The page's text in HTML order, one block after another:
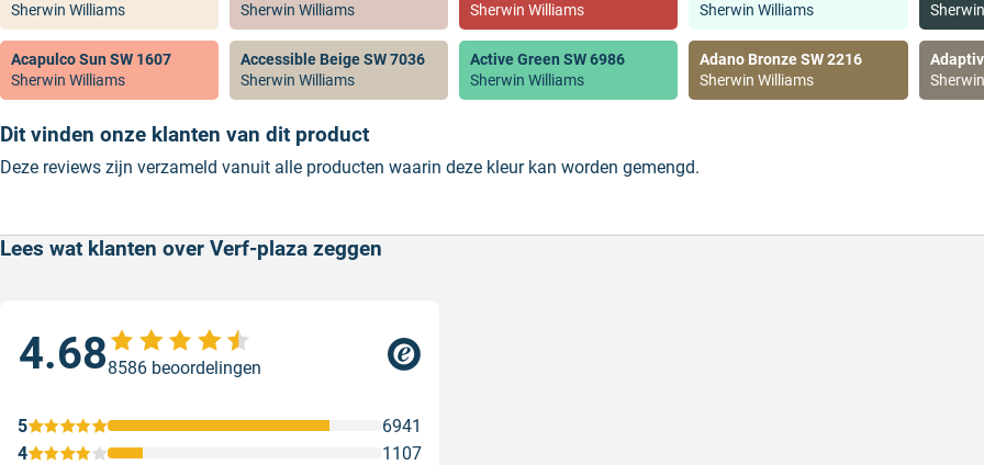
Sherwin Williams
Sherwin Williams
Sherwin Williams
Sherwin Williams
Acapulco Sun SW 1607
Sherwin Williams
Accessible Beige SW 7036
Sherwin Williams
Active Green SW 6986
Sherwin Williams
Adano Bronze SW 2216
Sherwin Williams
Dit vinden onze klanten van dit product
Deze reviews zijn verzameld vanuit alle producten waarin deze kleur kan worden gemengd.
Lees wat klanten over Verf-plaza zeggen
4.688586 beoordelingen
4 1107
5 6941